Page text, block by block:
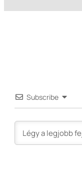
Subscribe